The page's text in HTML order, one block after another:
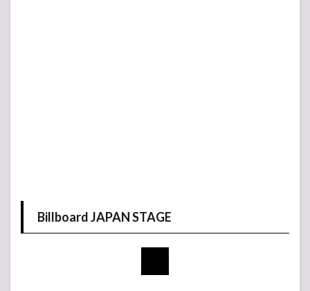
Billboard JAPAN STAGE